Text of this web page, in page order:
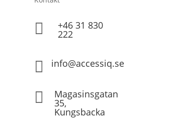
 +46 31 830
222
 info@accessiq.se
 Magasinsgatan
35,
Kungsbacka